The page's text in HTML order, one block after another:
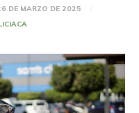
DE MARZO DE 2025